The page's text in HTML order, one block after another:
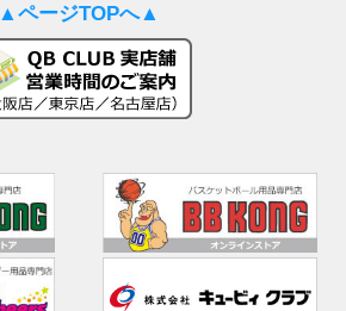
▲ページTOPへ▲